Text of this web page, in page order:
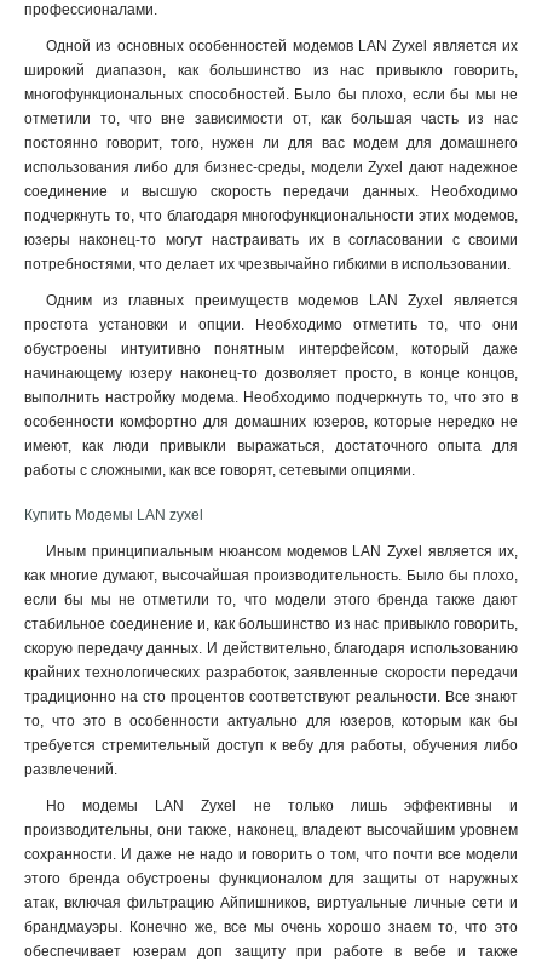
профессионалами.
Одной из основных особенностей модемов LAN Zyxel является их
широкий диапазон, как большинство из нас привыкло говорить,
многофункциональных способностей. Было бы плохо, если бы мы не
отметили то, что вне зависимости от, как большая часть из нас
постоянно говорит, того, нужен ли для вас модем для домашнего
использования либо для бизнес-среды, модели Zyxel дают надежное
соединение и высшую скорость передачи данных. Необходимо
подчеркнуть то, что благодаря многофункциональности этих модемов,
юзеры наконец-то могут настраивать их в согласовании с своими
потребностями, что делает их чрезвычайно гибкими в использовании.
Одним из главных преимуществ модемов LAN Zyxel является
простота установки и опции. Необходимо отметить то, что они
обустроены интуитивно понятным интерфейсом, который даже
начинающему юзеру наконец-то дозволяет просто, в конце концов,
выполнить настройку модема. Необходимо подчеркнуть то, что это в
особенности комфортно для домашних юзеров, которые нередко не
имеют, как люди привыкли выражаться, достаточного опыта для
работы с сложными, как все говорят, сетевыми опциями.
Купить Модемы LAN zyxel
Иным принципиальным нюансом модемов LAN Zyxel является их,
как многие думают, высочайшая производительность. Было бы плохо,
если бы мы не отметили то, что модели этого бренда также дают
стабильное соединение и, как большинство из нас привыкло говорить,
скорую передачу данных. И действительно, благодаря использованию
крайних технологических разработок, заявленные скорости передачи
традиционно на сто процентов соответствуют реальности. Все знают
то, что это в особенности актуально для юзеров, которым как бы
требуется стремительный доступ к вебу для работы, обучения либо
развлечений.
Но модемы LAN Zyxel не только лишь эффективны и
производительны, они также, наконец, владеют высочайшим уровнем
сохранности. И даже не надо и говорить о том, что почти все модели
этого бренда обустроены функционалом для защиты от наружных
атак, включая фильтрацию Айпишников, виртуальные личные сети и
брандмауэры. Конечно же, все мы очень хорошо знаем то, что это
обеспечивает юзерам доп защиту при работе в вебе и также